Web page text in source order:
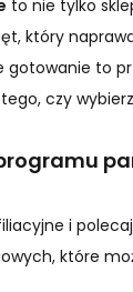
to nie tylko
który
gotowanie to
czy
i
które